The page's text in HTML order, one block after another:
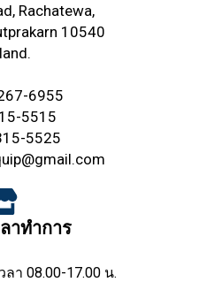
Rachatewa,
10540
6955
5515
5525
าทำการ
า 08.00-17.00 น.